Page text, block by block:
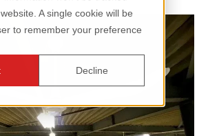
A single cookie will be
to remember your preference
Decline
32 32